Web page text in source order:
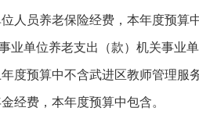
人员养老保险经费，本年度预算
业单位养老支出（款）机关事业
度预算中不含武进区教师管理服
经费，本年度预算中包含。